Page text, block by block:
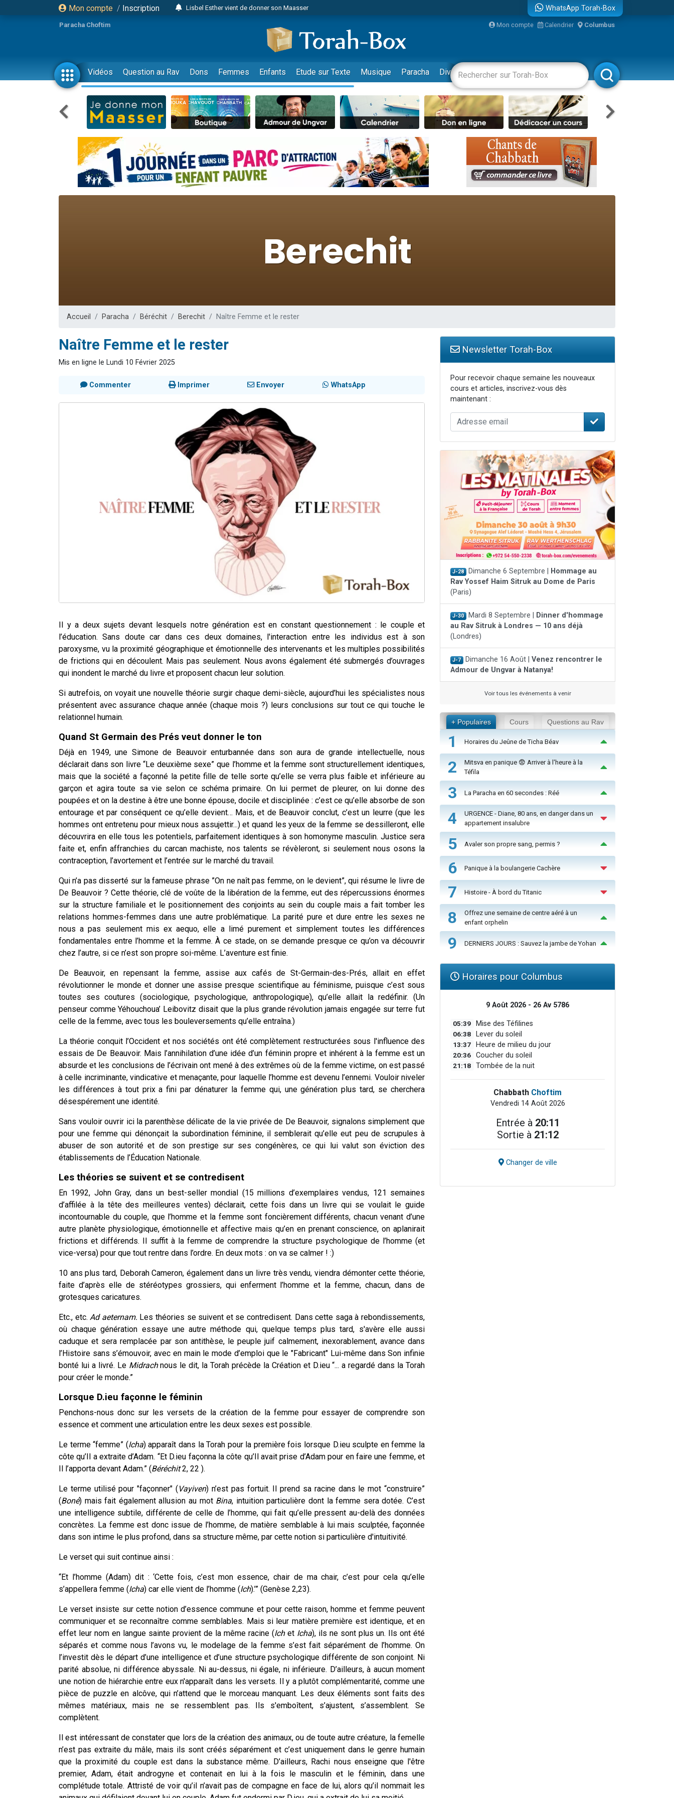
Mon compte / Inscription
Lisbel Esther vient de donner son Maasser
3 personnes viennent de nous rejoindre sur WhatsApp
11 personnes viennent de demander une bénédiction
3 personnes viennent de faire un don pour Diane, 80 ans, dans un appartement insalubre
Il reste 49 places pour étudier en groupe sur Zoom
2 personnes viennent de nous rejoindre sur WhatsApp
29 personnes viennent de demander une bénédiction
Il reste 49 places pour étudier en groupe sur Zoom
6 personnes viennent de nous rejoindre sur WhatsApp
4 personnes viennent de faire un don pour Reloger Rivka, 6 enfants, victime de violences...
2 personnes viennent de faire un don pour 1 Journée de Vacances Pour les Enfants
Eva vient de donner son Maasser
4 personnes viennent de nous rejoindre sur WhatsApp
WhatsApp Torah-Box
Paracha Choftim Mon compte Calendrier Columbus
Vidéos Question au Rav Dons Femmes Enfants Etude sur Texte Musique Paracha Divertissements Livres Rabbanim
Accueil Paracha Béréchit Berechit Naître Femme et le rester
Naître Femme et le rester
Mis en ligne le Lundi 10 Février 2025
Commenter Imprimer Envoyer WhatsApp
Il y a deux sujets devant lesquels notre génération est en constant questionnement : le couple et
l’éducation. Sans doute car dans ces deux domaines, l'interaction entre les individus est à son
paroxysme, vu la proximité géographique et émotionnelle des intervenants et les multiples possibilités
de frictions qui en découlent. Mais pas seulement. Nous avons également été submergés d’ouvrages
qui inondent le marché du livre et proposent chacun leur solution.
Si autrefois, on voyait une nouvelle théorie surgir chaque demi-siècle, aujourd’hui les spécialistes nous
présentent avec assurance chaque année (chaque mois ?) leurs conclusions sur tout ce qui touche le
relationnel humain.
Quand St Germain des Prés veut donner le ton
Déjà en 1949, une Simone de Beauvoir enturbannée dans son aura de grande intellectuelle, nous
déclarait dans son livre “Le deuxième sexe” que l’homme et la femme sont structurellement identiques,
mais que la société a façonné la petite fille de telle sorte qu’elle se verra plus faible et inférieure au
garçon et agira toute sa vie selon ce schéma primaire. On lui permet de pleurer, on lui donne des
poupées et on la destine à être une bonne épouse, docile et disciplinée : c’est ce qu’elle absorbe de son
entourage et par conséquent ce qu’elle devient… Mais, et de Beauvoir conclut, c’est un leurre (que les
hommes ont entretenu pour mieux nous assujettir...) et quand les yeux de la femme se dessilleront, elle
découvrira en elle tous les potentiels, parfaitement identiques à son homonyme masculin. Justice sera
faite et, enfin affranchies du carcan machiste, nos talents se révèleront, si seulement nous osons la
contraception, l’avortement et l’entrée sur le marché du travail.
Qui n’a pas disserté sur la fameuse phrase ”On ne naît pas femme, on le devient”, qui résume le livre de
De Beauvoir ? Cette théorie, clé de voûte de la libération de la femme, eut des répercussions énormes
sur la structure familiale et le positionnement des conjoints au sein du couple mais a fait tomber les
relations hommes-femmes dans une autre problématique. La parité pure et dure entre les sexes ne
nous a pas seulement mis ex aequo, elle a limé purement et simplement toutes les différences
fondamentales entre l’homme et la femme. À ce stade, on se demande presque ce qu’on va découvrir
chez l’autre, si ce n’est son propre soi-même. L’aventure est finie.
De Beauvoir, en repensant la femme, assise aux cafés de St-Germain-des-Prés, allait en effet
révolutionner le monde et donner une assise presque scientifique au féminisme, puisque c’est sous
toutes ses coutures (sociologique, psychologique, anthropologique), qu’elle allait la redéfinir. (Un
penseur comme Yéhouchoua’ Leibovitz disait que la plus grande révolution jamais engagée sur terre fut
celle de la femme, avec tous les bouleversements qu’elle entraîna.)
La théorie conquit l’Occident et nos sociétés ont été complètement restructurées sous l'influence des
essais de De Beauvoir. Mais l’annihilation d’une idée d’un féminin propre et inhérent à la femme est un
absurde et les conclusions de l’écrivain ont mené à des extrêmes où de la femme victime, on est passé
à celle incriminante, vindicative et menaçante, pour laquelle l’homme est devenu l’ennemi. Vouloir niveler
les différences à tout prix a fini par dénaturer la femme qui, une génération plus tard, se cherchera
désespérement une identité.
Sans vouloir ouvrir ici la parenthèse délicate de la vie privée de De Beauvoir, signalons simplement que
pour une femme qui dénonçait la subordination féminine, il semblerait qu’elle eut peu de scrupules à
abuser de son autorité et de son prestige sur ses congénères, ce qui lui valut son éviction des
établissements de l’Éducation Nationale.
Les théories se suivent et se contredisent
En 1992, John Gray, dans un best-seller mondial (15 millions d’exemplaires vendus, 121 semaines
d’affilée à la tête des meilleures ventes) déclarait, cette fois dans un livre qui se voulait le guide
incontournable du couple, que l’homme et la femme sont foncièrement différents, chacun venant d’une
autre planète physiologique, émotionnelle et affective mais qu’en en prenant conscience, on aplanirait
frictions et différends. Il suffit à la femme de comprendre la structure psychologique de l’homme (et
vice-versa) pour que tout rentre dans l’ordre. En deux mots : on va se calmer ! :)
10 ans plus tard, Deborah Cameron, également dans un livre très vendu, viendra démonter cette théorie,
faite d’après elle de stéréotypes grossiers, qui enferment l’homme et la femme, chacun, dans de
grotesques caricatures.
Etc., etc.Ad aeternam. Les théories se suivent et se contredisent. Dans cette saga à rebondissements,
où chaque génération essaye une autre méthode qui, quelque temps plus tard, s'avère elle aussi
caduque et sera remplacée par son antithèse, le peuple juif calmement, inexorablement, avance dans
l’Histoire sans s’émouvoir, avec en main le mode d’emploi que le "Fabricant" Lui-même dans Son infinie
bonté lui a livré. Le Midrachnous le dit, la Torah précède la Création et D.ieu “... a regardé dans la Torah
pour créer le monde.”
Lorsque D.ieu façonne le féminin
Penchons-nous donc sur les versets de la création de la femme pour essayer de comprendre son
essence et comment une articulation entre les deux sexes est possible.
Le terme “femme” (Icha) apparaît dans la Torah pour la première fois lorsque D.ieu sculpte en femme la
côte qu’Il a extraite d’Adam. “Et D.ieu façonna la côte qu’Il avait prise d’Adam pour en faire une femme, et
Il l’apporta devant Adam.” (Béréchit2, 22 ).
Le terme utilisé pour "façonner" ( Vayiven) n’est pas fortuit. Il prend sa racine dans le mot “construire”
(Boné) mais fait également allusion au mot Bina, intuition particulière dont la femme sera dotée. C’est
une intelligence subtile, différente de celle de l’homme, qui fait qu’elle pressent au-delà des données
concrètes. La femme est donc issue de l’homme, de matière semblable à lui mais sculptée, façonnée
dans son intime le plus profond, dans sa structure même, par cette notion si particulière d'intuitivité.
Le verset qui suit continue ainsi :
“Et l’homme (Adam) dit : ‘Cette fois, c’est mon essence, chair de ma chair, c’est pour cela qu’elle
s’appellera femme (Icha) car elle vient de l’homme (Ich).’” (Genèse 2,23).
Le verset insiste sur cette notion d’essence commune et pour cette raison, homme et femme peuvent
communiquer et se reconnaître comme semblables. Mais si leur matière première est identique, et en
effet leur nom en langue sainte provient de la même racine (Ich et Icha), ils ne sont plus un. Ils ont été
séparés et comme nous l’avons vu, le modelage de la femme s’est fait séparément de l’homme. On
l’investit dès le départ d’une intelligence et d’une structure psychologique différente de son conjoint. Ni
parité absolue, ni différence abyssale. Ni au-dessus, ni égale, ni inférieure. D’ailleurs, à aucun moment
une notion de hiérarchie entre eux n'apparaît dans les versets. Il y a plutôt complémentarité, comme une
pièce de puzzle en alcôve, qui n’attend que le morceau manquant. Les deux éléments sont faits des
mêmes matériaux, mais ne se ressemblent pas. Ils s'emboîtent, s’ajustent, s’assemblent. Se
complètent.
Il est intéressant de constater que lors de la création des animaux, ou de toute autre créature, la femelle
n’est pas extraite du mâle, mais ils sont créés séparément et c’est uniquement dans le genre humain
que la proximité du couple est dans la substance même. D’ailleurs, Rachi nous enseigne que l'être
premier, Adam, était androgyne et contenait en lui à la fois le masculin et le féminin, dans une
complétude totale. Attristé de voir qu’il n’avait pas de compagne en face de lui, alors qu’il nommait les
Newsletter Torah-Box
Pour recevoir chaque semaine les nouveaux
cours et articles, inscrivez-vous dès
maintenant :
J-28 Dimanche 6 Septembre |
Hommage au
Rav Yossef Haim Sitruk au Dome de Paris
(Paris)
J-30 Mardi 8 Septembre |
Dinner d'hommage
au Rav Sitruk à Londres — 10 ans déjà
(Londres)
J-7 Dimanche 16 Août | Venez rencontrer le
Admour de Ungvar à Natanya!
Voir tous les événements à venir
+ Populaires Cours Questions au Rav
1 Horaires du Jeûne de Ticha Béav
2
Mitsva en panique 😨 Arriver à l'heure à la
Téfila
3 La Paracha en 60 secondes : Réé
4
URGENCE - Diane, 80 ans, en danger dans un
appartement insalubre
5 Avaler son propre sang, permis ?
6 Panique à la boulangerie Cachère
7 Histoire - À bord du Titanic
8
Offrez une semaine de centre aéré à un
enfant orphelin
9 DERNIERS JOURS : Sauvez la jambe de Yohan
Horaires pour Columbus
9 Août 2026 - 26 Av 5786
05:39 Mise des Téfilines
06:38 Lever du soleil
13:37 Heure de milieu du jour
20:36 Coucher du soleil
21:18 Tombée de la nuit
Chabbath Choftim
Vendredi 14 Août 2026
Entrée à 20:11
Sortie à 21:12
Changer de ville